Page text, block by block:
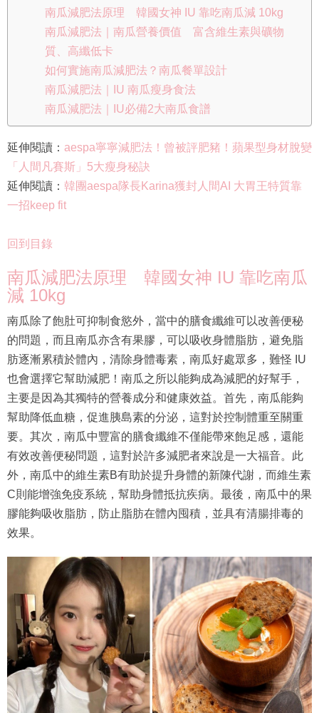
南瓜減肥法原理 韓國女神 IU 靠吃南瓜減 10kg
南瓜減肥法｜南瓜營養價值 富含維生素與礦物
質、高纖低卡
如何實施南瓜減肥法？南瓜餐單設計
南瓜減肥法｜IU 南瓜瘦身食法
南瓜減肥法｜IU必備2大南瓜食譜
延伸閱讀： aespa寧寧減肥法！曾被評肥豬！蘋果型身材脫變
「人間凡賽斯」5大瘦身秘訣
延伸閱讀： 韓團aespa隊長Karina獲封人間AI 大胃王特質靠
一招keep fit
回到目錄
南瓜減肥法原理 韓國女神 IU 靠吃南瓜
減 10kg
南瓜除了飽肚可抑制食慾外，當中的膳食纖維可以改善便秘
的問題，而且南瓜亦含有果膠，可以吸收身體脂肪，避免脂
肪逐漸累積於體內，清除身體毒素，南瓜好處眾多，難怪 IU
也會選擇它幫助減肥！南瓜之所以能夠成為減肥的好幫手，
主要是因為其獨特的營養成分和健康效益。首先，南瓜能夠
幫助降低血糖，促進胰島素的分泌，這對於控制體重至關重
要。其次，南瓜中豐富的膳食纖維不僅能帶來飽足感，還能
有效改善便秘問題，這對於許多減肥者來說是一大福音。此
外，南瓜中的維生素B有助於提升身體的新陳代謝，而維生素
C則能增強免疫系統，幫助身體抵抗疾病。最後，南瓜中的果
膠能夠吸收脂肪，防止脂肪在體內囤積，並具有清腸排毒的
效果。